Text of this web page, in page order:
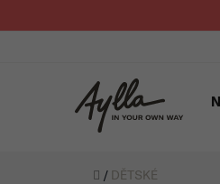
Úvod
/ DĚTSKÉ